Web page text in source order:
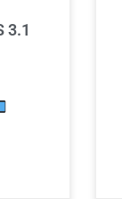
3.1